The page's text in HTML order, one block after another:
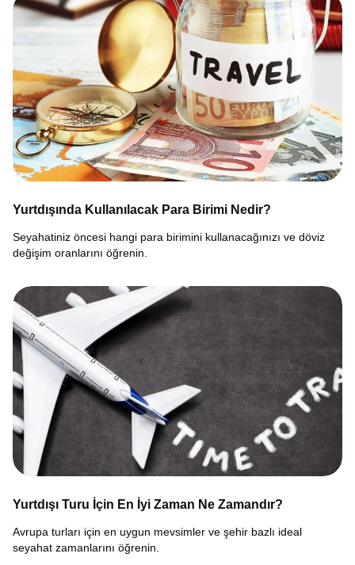
Yurtdışında Kullanılacak Para Birimi Nedir?
Seyahatiniz öncesi hangi para birimini kullanacağınızı ve döviz
değişim oranlarını öğrenin.
Yurtdışı Turu İçin En İyi Zaman Ne Zamandır?
Avrupa turları için en uygun mevsimler ve şehir bazlı ideal
seyahat zamanlarını öğrenin.